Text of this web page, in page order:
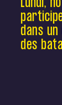
Lundi,
dans
des